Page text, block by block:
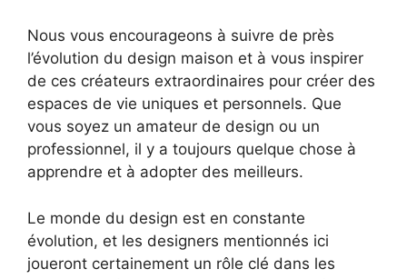
Nous vous encourageons à suivre de près
l’évolution du design maison et à vous inspirer
de ces créateurs extraordinaires pour créer des
espaces de vie uniques et personnels. Que
vous soyez un amateur de design ou un
professionnel, il y a toujours quelque chose à
apprendre et à adopter des meilleurs.
Le monde du design est en constante
évolution, et les designers mentionnés ici
joueront certainement un rôle clé dans les